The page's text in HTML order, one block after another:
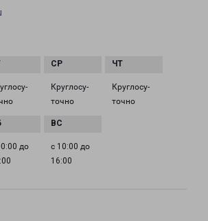
Круглосу­
точно
Круглосу­
точно
до
с 10:00 до
16:00